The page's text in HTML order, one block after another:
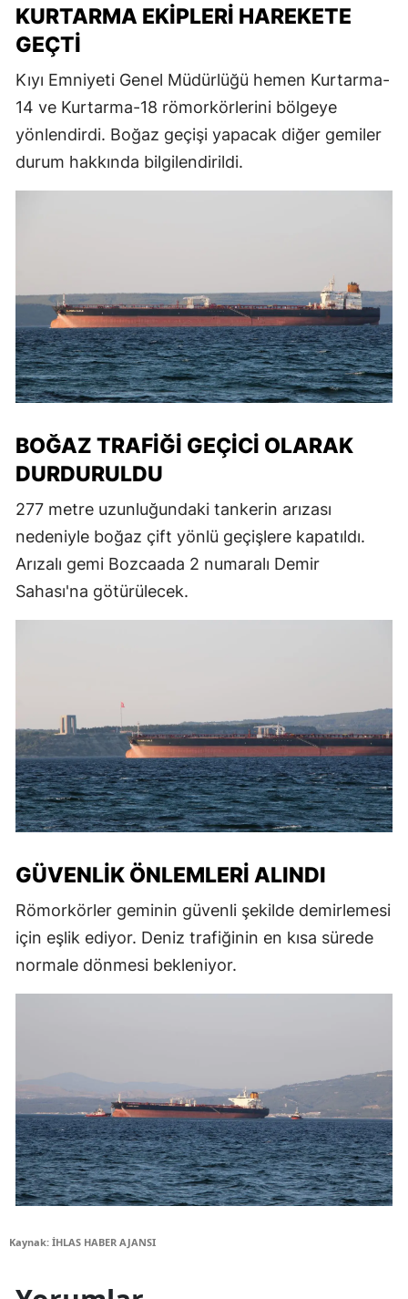
KURTARMA EKIPLERI HAREKETE
GEÇTI
Kıyı Emniyeti Genel Müdürlüğü hemen Kurtarma-
14 ve Kurtarma-18 römorkörlerini bölgeye
yönlendirdi. Boğaz geçişi yapacak diğer gemiler
durum hakkında bilgilendirildi.
BOĞAZ TRAFIĞI GEÇICI OLARAK
DURDURULDU
277 metre uzunluğundaki tankerin arızası
nedeniyle boğaz çift yönlü geçişlere kapatıldı.
Arızalı gemi Bozcaada 2 numaralı Demir
Sahası'na götürülecek.
GÜVENLIK ÖNLEMLERI ALINDI
Römorkörler geminin güvenli şekilde demirlemesi
için eşlik ediyor. Deniz trafiğinin en kısa sürede
normale dönmesi bekleniyor.
Kaynak: İHLAS HABER AJANSI